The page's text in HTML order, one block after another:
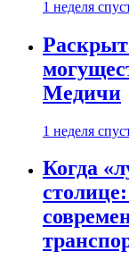
1 неделя
Медичи
1 неделя
Когда